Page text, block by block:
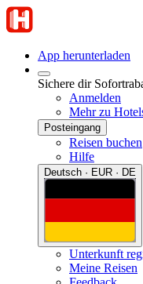
App herunterladen
Sichere dir
Anmelden
Mehr zu
Posteingang
Reisen buchen
Hilfe
Deutsch · EUR · DE
Unterkunft
Meine Reisen